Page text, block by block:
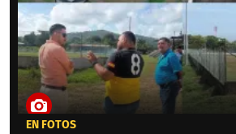
EN FOTOS